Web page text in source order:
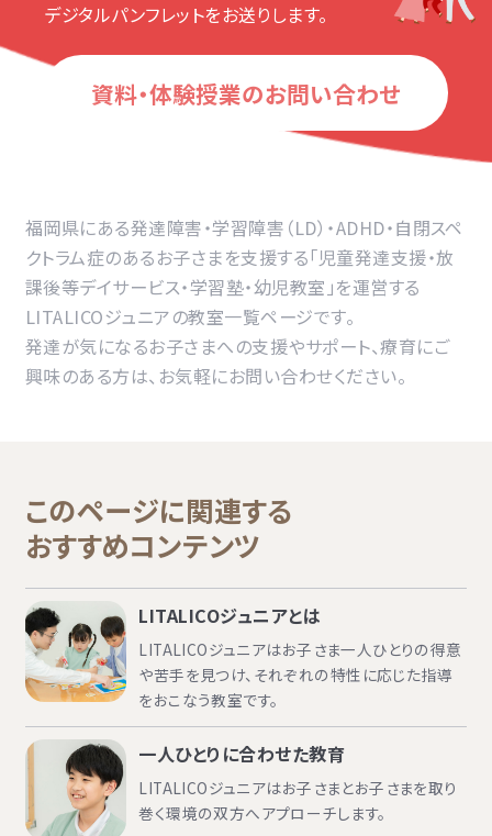
デジタルパンフレットをお送りします。
資料・体験授業のお問い合わせ
福岡県にある発達障害・学習障害（LD）・ADHD・自閉スペ
クトラム症のあるお子さまを支援する「児童発達支援・放
課後等デイサービス・学習塾・幼児教室」を運営する
LITALICOジュニアの教室一覧ページです。
発達が気になるお子さまへの支援やサポート、療育にご
興味のある方は、お気軽にお問い合わせください。
このページに関連する
おすすめコンテンツ
LITALICOジュニアとは
LITALICOジュニアはお子さま一人ひとりの得意
や苦手を見つけ、それぞれの特性に応じた指導
をおこなう教室です。
一人ひとりに合わせた教育
LITALICOジュニアはお子さまとお子さまを取り
巻く環境の双方へアプローチします。